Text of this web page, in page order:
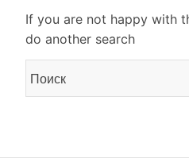
If you are not happy with
do another search